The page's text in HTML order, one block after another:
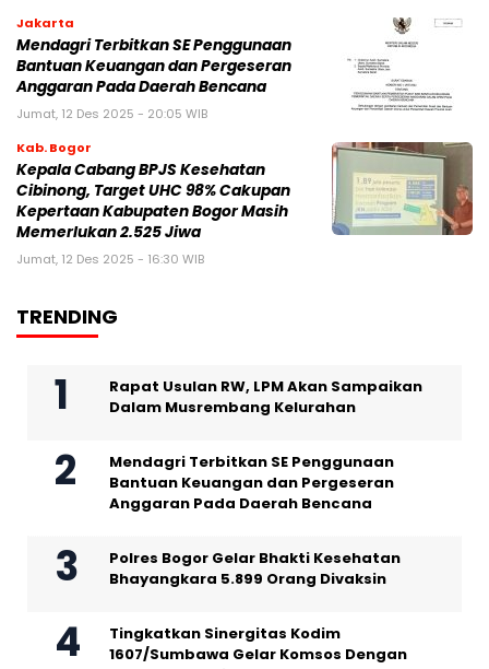
Jakarta
Mendagri Terbitkan SE Penggunaan
Bantuan Keuangan dan Pergeseran
Anggaran Pada Daerah Bencana
Jumat, 12 Des 2025 - 20:05 WIB
Kab. Bogor
Kepala Cabang BPJS Kesehatan
Cibinong, Target UHC 98% Cakupan
Kepertaan Kabupaten Bogor Masih
Memerlukan 2.525 Jiwa
Jumat, 12 Des 2025 - 16:30 WIB
TRENDING
Rapat Usulan RW, LPM Akan Sampaikan
Dalam Musrembang Kelurahan
Mendagri Terbitkan SE Penggunaan
Bantuan Keuangan dan Pergeseran
Anggaran Pada Daerah Bencana
Polres Bogor Gelar Bhakti Kesehatan
Bhayangkara 5.899 Orang Divaksin
Tingkatkan Sinergitas Kodim
1607/Sumbawa Gelar Komsos Dengan